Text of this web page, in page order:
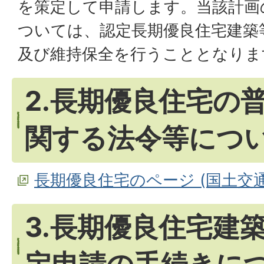
を策定して申請します。当該計
ついては、認定長期優良住宅建
及び維持保全を行うこととなり
2.長期優良住宅の
関する法令等につ
長期優良住宅のページ (国土交
3.長期優良住宅建